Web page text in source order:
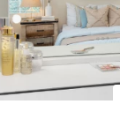
adapteri, 1080p